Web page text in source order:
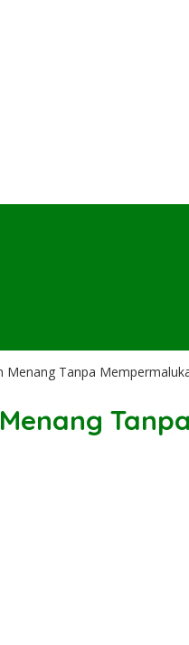
Menang Tanpa